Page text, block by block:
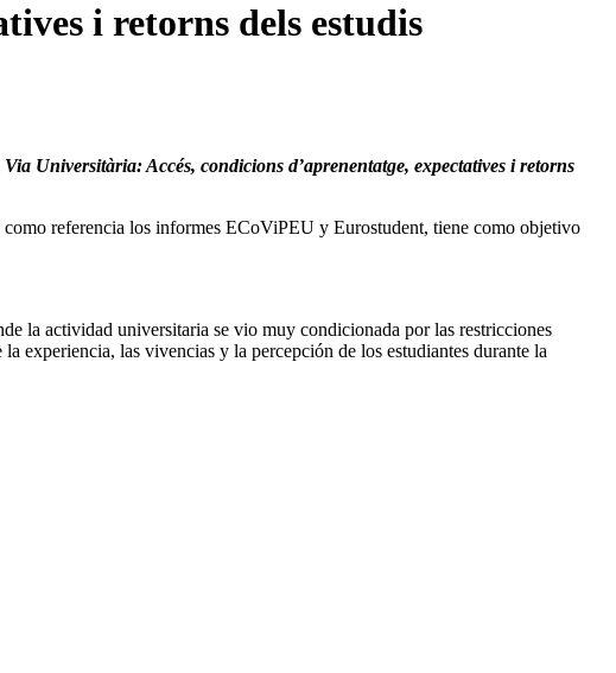
i retorns dels estudis
Via Universitària: Accés, condicions d’aprenentatge, expectatives i retorns
referencia los informes ECoViPEU y Eurostudent, tiene como objetivo
la actividad universitaria se vio muy condicionada por las restricciones
experiencia, las vivencias y la percepción de los estudiantes durante la